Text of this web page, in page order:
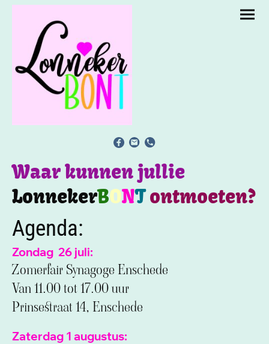
Waar kunnen jullie
LonnekerBONT ontmoeten?
Agenda:
Zondag 26 juli:
Zomerfair Synagoge Enschede
Van 11.00 tot 17.00 uur
Prinsestraat 14, Enschede
Zaterdag 1 augustus: